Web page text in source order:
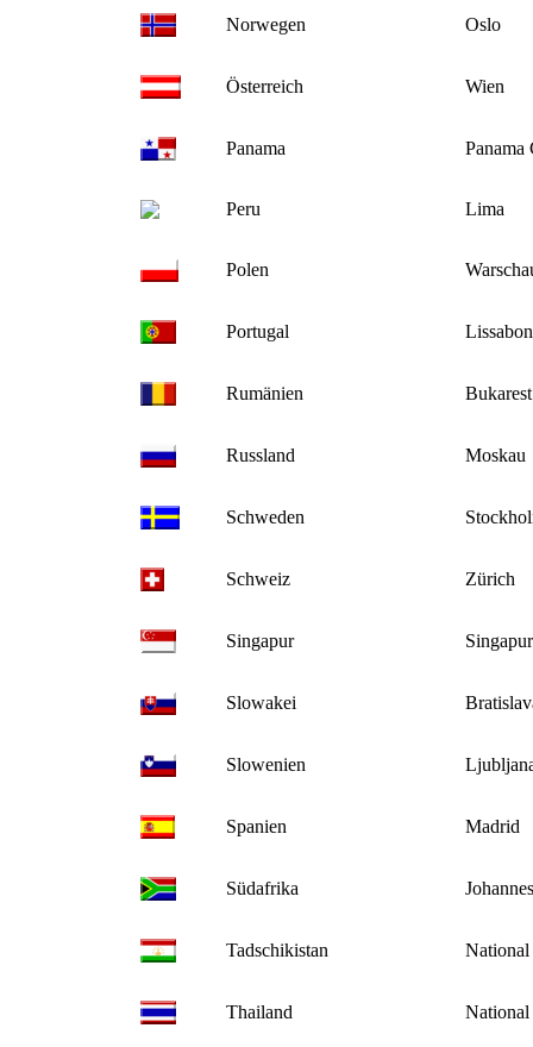
Norwegen Oslo
Österreich Wien
Panama Panama
Peru Lima
Polen
Portugal Lissabon
Rumänien Bukarest
Russland Moskau
Schweden
Schweiz Zürich
Singapur Singapur
Slowakei
Slowenien
Spanien Madrid
Südafrika
Tadschikistan National
Thailand National